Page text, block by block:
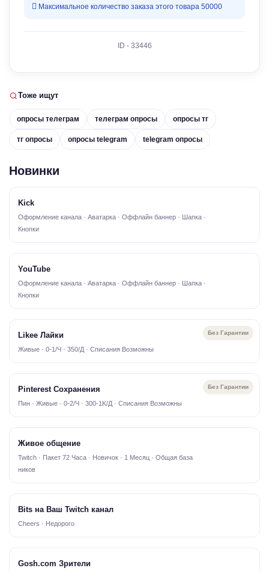
Максимальное количество заказа этого товара 50000
ID - 33446
Тоже ищут
опросы телеграм телеграм опросы опросы тг
тг опросы опросы telegram telegram опросы
Новинки
Kick
Оформление канала · Аватарка · Оффлайн баннер · Шапка ·
Кнопки
YouTube
Оформление канала · Аватарка · Оффлайн баннер · Шапка ·
Кнопки
Без Гарантии
Likee Лайки
Живые · 0-1/Ч · 350/Д · Списания Возможны
Без Гарантии
Pinterest Сохранения
Пин · Живые · 0-2/Ч · 300-1K/Д · Списания Возможны
Живое общение
Twitch · Пакет 72 Часа · Новичок · 1 Месяц · Общая база
ников
Bits на Ваш Twitch канал
Cheers · Недорого
Gosh.com Зрители